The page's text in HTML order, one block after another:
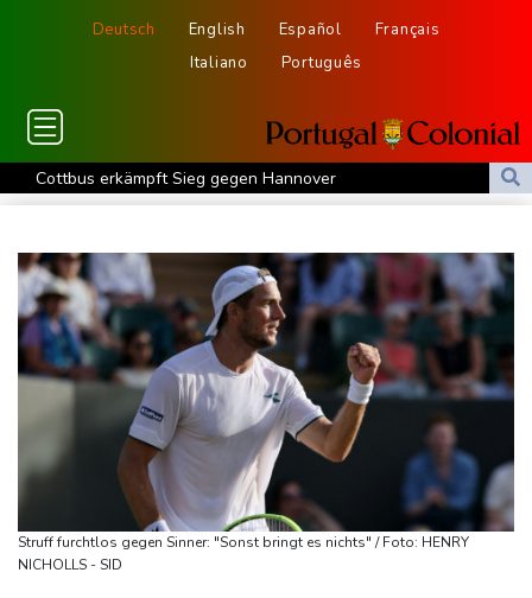
Deutsch English Español
Français
Italiano
Português
Cottbus erkämpft Sieg gegen Hannover
Überragender Zoma schießt Nürnberg zum Auftaktsieg
Flugstreichungen und Evakuierungen: Taifun "Dolphin" in
Ostchina auf Land getroffen
Nächster Dreifachsieg für Aprilia - Fernández triumphiert
Verkehrsminister Bilger will Boni von Bahnmanagern an Ziele
knüpfen
Bericht: Trotz Sanierung nur jeder vierte Zug zwischen Hamburg
und Berlin pünktlich
FC Bayern: Kompany setzt auf Musiala
Waldbrände in Kanada: Notstand in Provinz British Columbia
Struff furchtlos gegen Sinner: "Sonst bringt es nichts" / Foto: HENRY
NICHOLLS - SID